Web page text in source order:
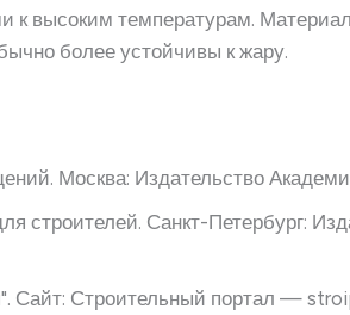
к высоким температурам.
более устойчивы к жару.
Москва: Издательство
строителей. Санкт-Петербург:
Сайт: Строительный портал —